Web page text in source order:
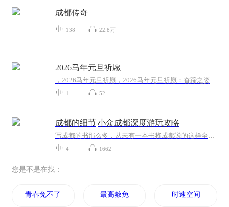
成都传奇
138 22.8万
2026马年元旦祈愿
，2026马年元旦祈愿，2026马年元旦祈愿：奋蹄之姿，赴时代之约我祈愿，2026年的中国 山河锦绣，繁荣昌盛。我祈愿，2026年的每个奋斗者，都能策马扬鞭，不负韶华。我祈愿，2026年的情感世界，温暖纯粹 情谊绵长。我祈愿，，2026年的我们，心怀热爱，向阳而...
1 52
成都的细节|小众成都深度游玩攻略
写成都的书那么多，从未有一本书将成都说的这样全！成都，让我们爱生活，更重要的，它让我们学会怎样爱生活！一个地理的成都：从成姆斯特丹到千年少城，从华西坝到老舞厅，细腻叙说这座城市的演变细节；一个历史的成都：从食辣小史到袍哥江湖，从茶馆空间...
4 1662
您是不是在找：
青春免不了犯二 最高赦免 时速空间